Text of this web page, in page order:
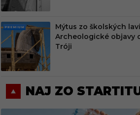
PRE
MIU
M
Mýtus zo školských
Archeologické objavy
Tróji
NAJ ZO